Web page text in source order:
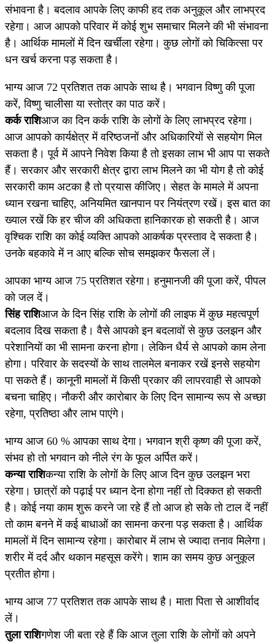
संभावना है। बदलाव आपके लिए काफी हद तक अनुकूल और लाभप्रद
रहेगा। आज आपको परिवार में कोई शुभ समाचार मिलने की भी संभावना
है। आर्थिक मामलों में दिन खर्चीला रहेगा। कुछ लोगों को चिकित्सा पर
धन खर्च करना पड़ सकता है।
भाग्य आज 72 प्रतिशत तक आपके साथ है। भगवान विष्णु की पूजा
करें, विष्णु चालीसा या स्तोत्र का पाठ करें।
कर्क राशिआज का दिन कर्क राशि के लोगों के लिए लाभप्रद रहेगा।
आज आपको कार्यक्षेत्र में वरिष्ठजनों और अधिकारियों से सहयोग मिल
सकता है। पूर्व में आपने निवेश किया है तो इसका लाभ भी आप पा सकते
हैं। सरकार और सरकारी क्षेत्र द्वारा लाभ मिलने का भी योग है तो कोई
सरकारी काम अटका है तो प्रयास कीजिए। सेहत के मामले में अपना
ध्यान रखना चाहिए, अनियमित खानपान पर नियंत्रण रखें। इस बात का
ख्याल रखें कि हर चीज की अधिकता हानिकारक हो सकती है। आज
वृश्चिक राशि का कोई व्यक्ति आपको आकर्षक प्रस्ताव दे सकता है।
उनके बहकावे में न आए बल्कि सोच समझकर फैसला लें।
आपका भाग्‍य आज 75 प्रतिशत रहेगा। हनुमानजी की पूजा करें, पीपल
को जल दें।
सिंह राशिआज के दिन सिंह राशि के लोगों की लाइफ में कुछ महत्वपूर्ण
बदलाव दिख सकता है। वैसे आपको इन बदलावों से कुछ उलझन और
परेशानियों का भी सामना करना होगा। लेकिन धैर्य से आपको काम लेना
होगा। परिवार के सदस्यों के साथ तालमेल बनाकर रखें इनसे सहयोग
पा सकते हैं। कानूनी मामलों में किसी प्रकार की लापरवाही से आपको
बचना चाहिए। नौकरी और कारोबार के लिए दिन सामान्य रूप से अच्छा
रहेगा, प्रतिष्ठा और लाभ पाएंगे।
भाग्य आज 60 % आपका साथ देगा। भगवान श्री कृष्ण की पूजा करें,
संभव हो तो भगवान को नीले रंग के फूल अर्पित करें।
कन्या राशिकन्या राशि के लोगों के लिए आज दिन कुछ उलझन भरा
रहेगा। छात्रों को पढ़ाई पर ध्यान देना होगा नहीं तो दिक्कत हो सकती
है। कोई नया काम शुरू करने जा रहे हैं तो आज हो सके तो टाल दें नहीं
तो काम बनने में कई बाधाओं का सामना करना पड़ सकता है। आर्थिक
मामलों में दिन सामान्य रहेगा। कारोबार में लाभ से ज्यादा तनाव मिलेगा।
शरीर में दर्द और थकान महसूस करेंगे। शाम का समय कुछ अनुकूल
प्रतीत होगा।
भाग्य आज 77 प्रतिशत तक आपके साथ है। माता पिता से आशीर्वाद
लें।
तुला राशिगणेश जी बता रहे हैं कि आज तुला राशि के लोगों को अपने